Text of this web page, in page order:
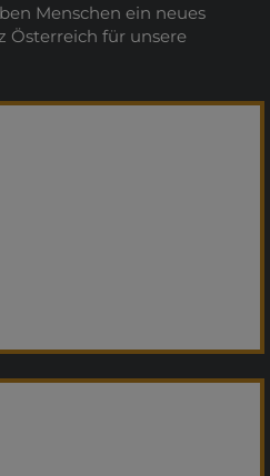
Menschen ein neues
Österreich für unsere